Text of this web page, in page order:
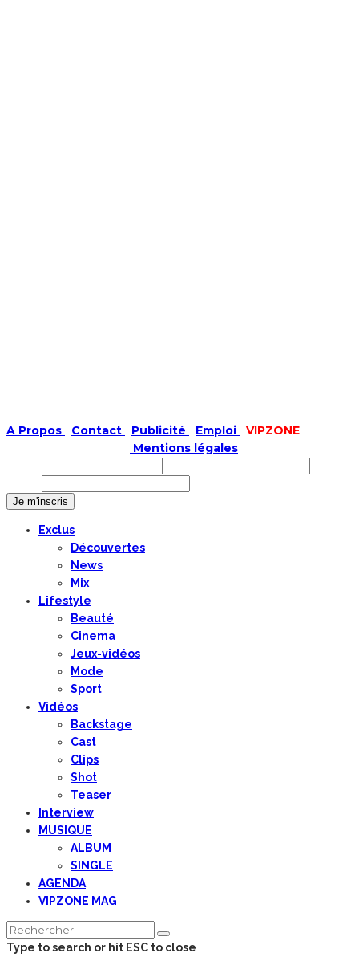
A Propos Contact Publicité Emploi
VIPZONE
Mentions légales
Exclus
Découvertes
News
Mix
Lifestyle
Beauté
Cinema
Jeux-vidéos
Mode
Sport
Vidéos
Backstage
Cast
Clips
Shot
Teaser
Interview
MUSIQUE
ALBUM
SINGLE
AGENDA
VIPZONE MAG
Type to search or hit ESC to close